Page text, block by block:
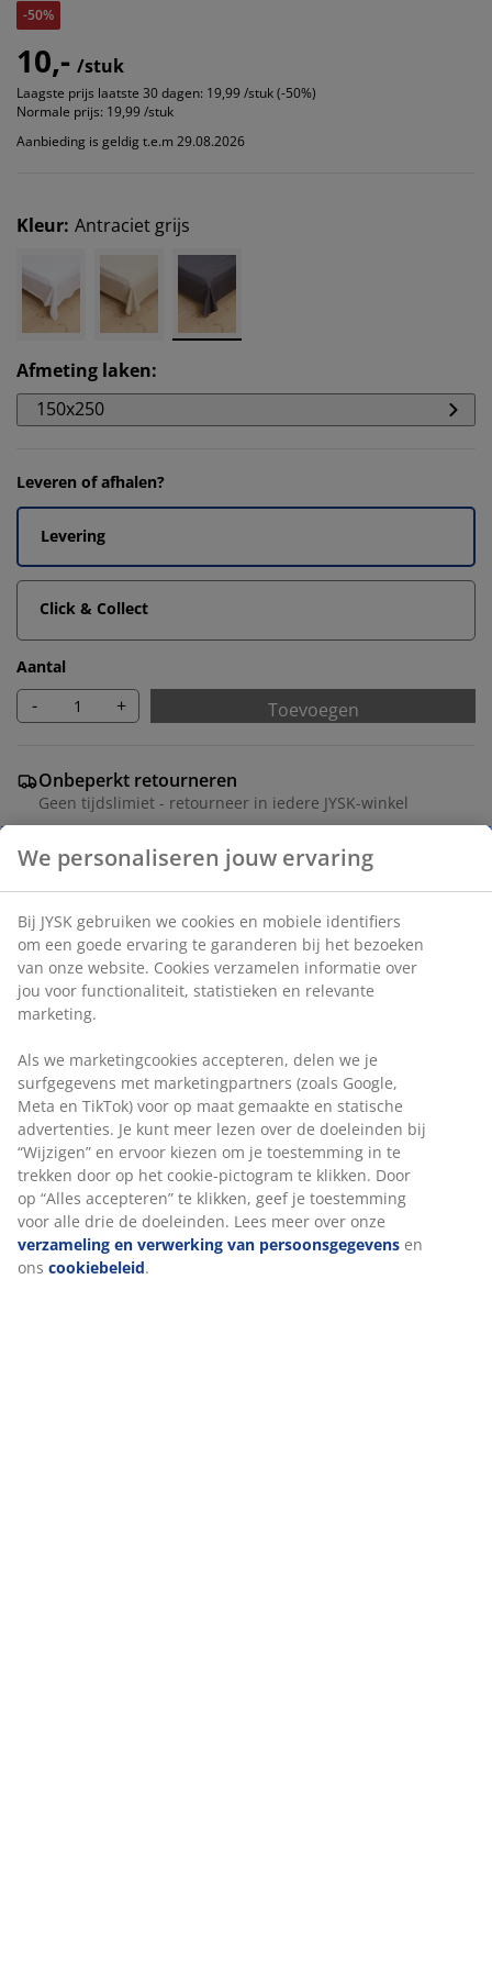
-50%
10,- /stuk
Laagste prijs laatste 30 dagen: 19,99 /stuk (-50%)
Normale prijs: 19,99 /stuk
Aanbieding is geldig t.e.m 29.08.2026
Kleur: Antraciet grijs
Afmeting laken:
150x250
Leveren of afhalen?
Levering
Click & Collect
Aantal
- + Toevoegen
Onbeperkt retourneren
Geen tijdslimiet - retourneer in iedere JYSK-winkel
30 dagen prijsgarantie op alle artikelen
Flexibele bezorgopties
Snelle en gemakkelijke bezorgopties
Artikelnummer: 1624063
Specificaties
Beoordelingen
( 8)
We personaliseren jouw ervaring
Bij JYSK gebruiken we cookies en mobiele identifiers
om een goede ervaring te garanderen bij het bezoeken
van onze website. Cookies verzamelen informatie over
jou voor functionaliteit, statistieken en relevante
marketing.
Als we marketingcookies accepteren, delen we je
surfgegevens met marketingpartners (zoals Google,
Meta en TikTok) voor op maat gemaakte en statische
advertenties. Je kunt meer lezen over de doeleinden bij
“Wijzigen” en ervoor kiezen om je toestemming in te
trekken door op het cookie-pictogram te klikken. Door
op “Alles accepteren” te klikken, geef je toestemming
voor alle drie de doeleinden. Lees meer over onze
verzameling en verwerking van persoonsgegevens en
ons cookiebeleid.